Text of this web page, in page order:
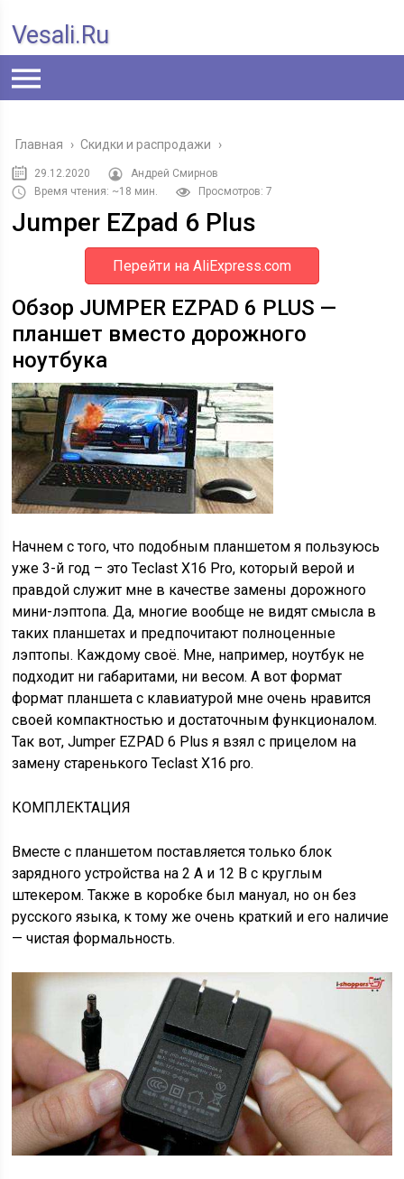
Vesali.ru
Главная › Скидки и распродажи ›
29.12.2020
Андрей Смирнов
Время чтения: ~18 мин.
Просмотров: 7
Jumper EZpad 6 Plus
Перейти на AliExpress.com
Обзор JUMPER EZPAD 6 PLUS —
планшет вместо дорожного
ноутбука
Начнем с того, что подобным планшетом я пользуюсь
уже 3-й год – это Teclast X16 Pro, который верой и
правдой служит мне в качестве замены дорожного
мини-лэптопа. Да, многие вообще не видят смысла в
таких планшетах и предпочитают полноценные
лэптопы. Каждому своё. Мне, например, ноутбук не
подходит ни габаритами, ни весом. А вот формат
формат планшета с клавиатурой мне очень нравится
своей компактностью и достаточным функционалом.
Так вот, Jumper EZPAD 6 Plus я взял с прицелом на
замену старенького Teclast X16 pro.
КОМПЛЕКТАЦИЯ
Вместе с планшетом поставляется только блок
зарядного устройства на 2 А и 12 В с круглым
штекером. Также в коробке был мануал, но он без
русского языка, к тому же очень краткий и его наличие
— чистая формальность.